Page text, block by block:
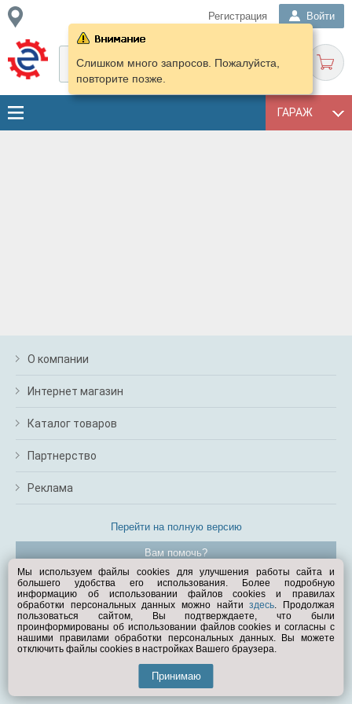
Регистрация Войти
ГАРАЖ
Слишком много запросов. Пожалуйста,
повторите позже.
О компании
Интернет магазин
Каталог товаров
Партнерство
Реклама
Перейти на полную версию
Вам помочь?
© Exist.ru 1998—2026
Мы используем файлы cookies для улучшения работы сайта и
большего удобства его использования. Более подробную
информацию об использовании файлов cookies и правилах
обработки персональных данных можно найтиздесь. Продолжая
пользоваться сайтом, Вы подтверждаете, что были
проинформированы об использовании файлов cookies и согласны с
нашими правилами обработки персональных данных. Вы можете
отключить файлы cookies в настройках Вашего браузера.
Принимаю